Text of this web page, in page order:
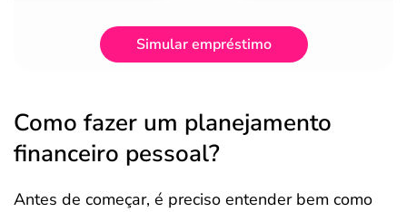
Simular empréstimo
Como fazer um planejamento
financeiro pessoal?
Antes de começar, é preciso entender bem como